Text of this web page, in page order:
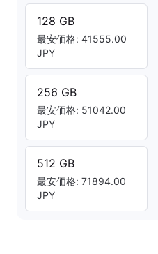
128 GB
最安価格: 41555.00
JPY
256 GB
最安価格: 51042.00
JPY
512 GB
最安価格: 71894.00
JPY